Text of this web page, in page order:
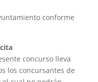
conforme
concurso lleva
los concursantes de